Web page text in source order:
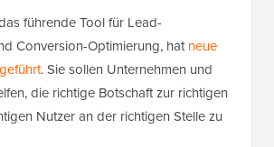
führende Tool für Lead-
Conversion-Optimierung, hatneue
. Sie sollen Unternehmen und
die richtige Botschaft zur richtigen
Nutzer an der richtigen Stelle zu